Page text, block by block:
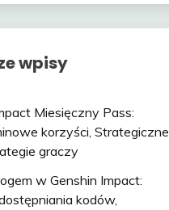
wpisy
Miesięczny Pass:
korzyści, Strategiczne
graczy
w Genshin Impact:
kodów,